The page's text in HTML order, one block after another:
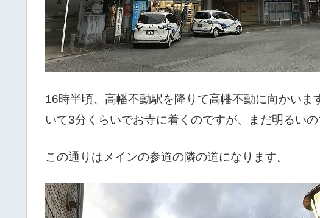
16時半頃、高幡不動駅を降りて高幡不動に向かい
いて3分くらいでお寺に着くのですが、まだ明るい
この通りはメインの参道の隣の道になります。